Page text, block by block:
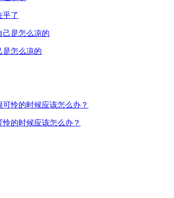
乎了
是怎么凉的
的时候应该怎么办？